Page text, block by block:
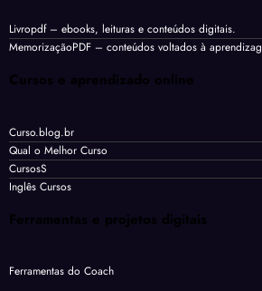
Livropdf– ebooks, leituras e conteúdos digitais.
MemorizaçãoPDF – conteúdos voltados à
Cursos e aprendizado online
Curso.blog.br
Qual o Melhor Curso
CursosS
Inglês Cursos
Ferramentas e projetos digitais
Ferramentas do Coach